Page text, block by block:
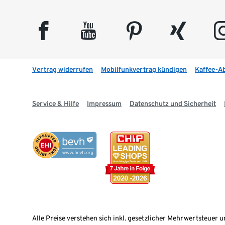
facebook youtube pinterest xing
Vertrag widerrufen Mobilfunkvertrag kündigen Kaffee-
Service & Hilfe Impressum Datenschutz und Sicherheit
Alle Preise verstehen sich inkl. gesetzlicher Mehrwertsteuer